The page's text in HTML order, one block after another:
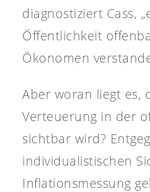
diagnostiziert Cass,
Öffentlichkeit
Ökonomen
Aber woran liegt es,
Verteuerung in der
sichtbar wird?
individualistischen
Inflationsmessung